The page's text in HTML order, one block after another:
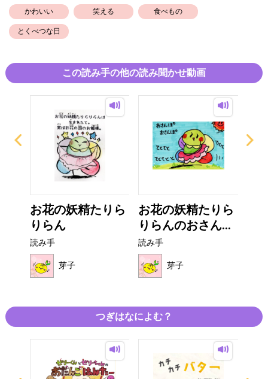
かわいい 笑える 食べもの
とくべつな日
この読み手の他の読み聞かせ動画
お花の妖精たりら
りらん
読み手
芽子
お花の妖精たりら
りらんのおさん...
読み手
芽子
つぎはなによむ？